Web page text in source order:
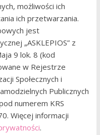
możliwości ich
ich przetwarzania.
jest
„ASKLEPIOS” z
9 lok. 8 (kod
w Rejestrze
Społecznych i
Publicznych
numerem KRS
Więcej informacji
.